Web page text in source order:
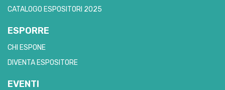
CATALOGO ESPOSITORI 2025
ESPORRE
CHI ESPONE
DIVENTA ESPOSITORE
EVENTI